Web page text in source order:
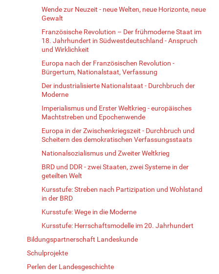
Wende zur Neuzeit - neue Welten, neue Horizonte, neue
Gewalt
Französische Revolution – Der frühmoderne Staat im
18. Jahrhundert in Südwestdeutschland - Anspruch
und Wirklichkeit
Europa nach der Französischen Revolution -
Bürgertum, Nationalstaat, Verfassung
Der industrialisierte Nationalstaat - Durchbruch der
Moderne
Imperialismus und Erster Weltkrieg - europäisches
Machtstreben und Epochenwende
Europa in der Zwischenkriegszeit - Durchbruch und
Scheitern des demokratischen Verfassungsstaats
Nationalsozialismus und Zweiter Weltkrieg
BRD und DDR - zwei Staaten, zwei Systeme in der
geteilten Welt
Kursstufe: Streben nach Partizipation und Wohlstand
in der BRD
Kursstufe: Wege in die Moderne
Kursstufe: Herrschaftsmodelle im 20. Jahrhundert
Bildungspartnerschaft Landeskunde
Schulprojekte
Perlen der Landesgeschichte